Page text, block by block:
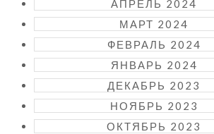
АПРЕЛЬ 2024
МАРТ 2024
ФЕВРАЛЬ 2024
ЯНВАРЬ 2024
ДЕКАБРЬ 2023
НОЯБРЬ 2023
ОКТЯБРЬ 2023